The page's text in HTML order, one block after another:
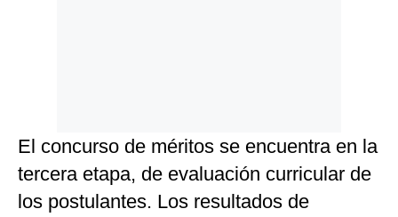
El concurso de méritos se encuentra en la
tercera etapa, de evaluación curricular de
los postulantes. Los resultados de